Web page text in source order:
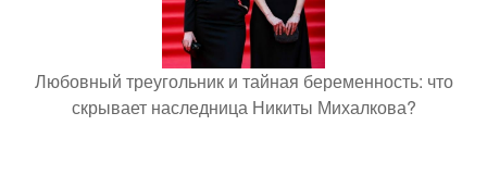
Любовный треугольник и тайная беременность: что
скрывает наследница Никиты Михалкова?